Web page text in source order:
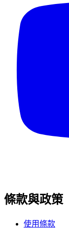
條款與政策
使用條款